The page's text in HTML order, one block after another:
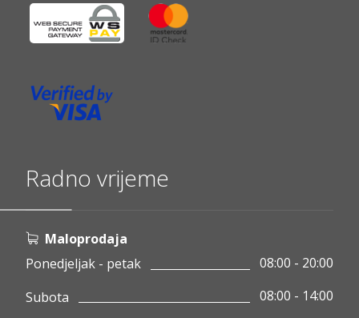
Radno vrijeme
Maloprodaja
Ponedjeljak - petak
08:00 - 20:00
Subota
08:00 - 14:00